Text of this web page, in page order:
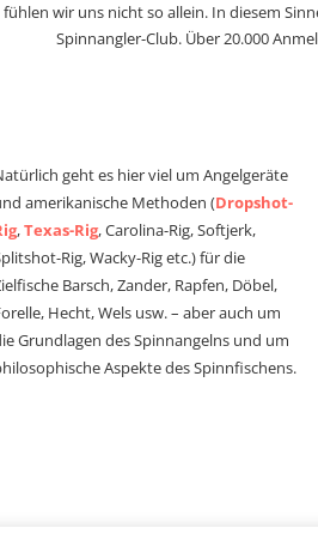
fühlen wir uns nicht so allein. In diesem
Spinnangler-Club. Über 20.000
geht es hier viel um Angelgeräte
amerikanische Methoden (Dropshot-
,Texas-Rig, Carolina-Rig, Softjerk,
Rig, Wacky-Rig etc.) für die
Barsch, Zander, Rapfen, Döbel,
Hecht, Wels usw. – aber auch um
Grundlagen des Spinnangelns und um
Aspekte des Spinnfischens.